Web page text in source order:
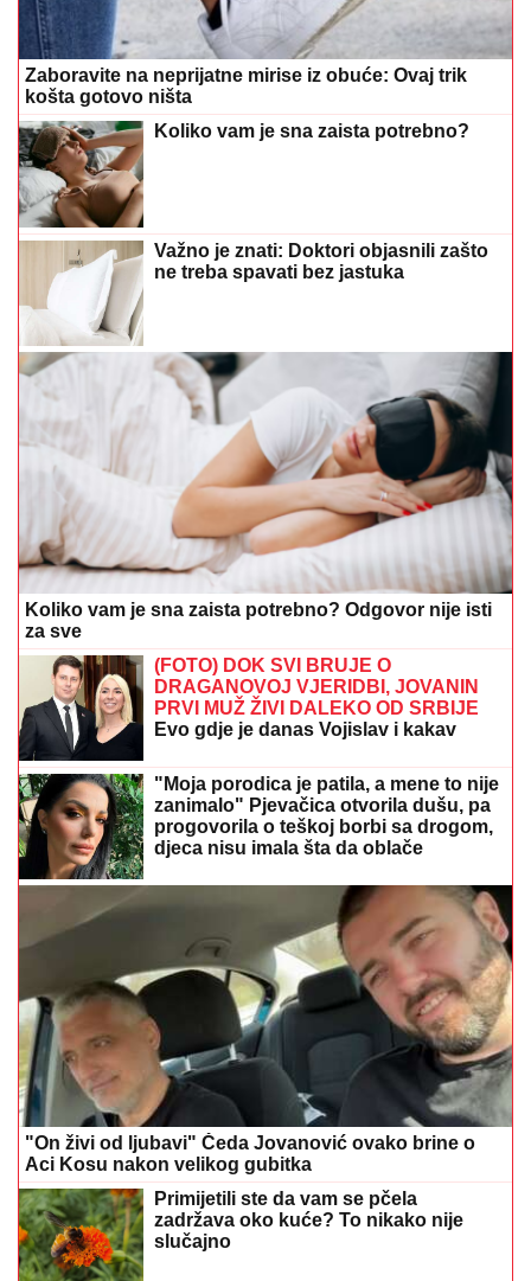
Zaboravite na neprijatne mirise iz obuće: Ovaj trik
košta gotovo ništa
Koliko vam je sna zaista potrebno?
Važno je znati: Doktori objasnili zašto
ne treba spavati bez jastuka
Koliko vam je sna zaista potrebno? Odgovor nije isti
za sve
(FOTO) DOK SVI BRUJE O
DRAGANOVOJ VJERIDBI, JOVANIN
PRVI MUŽ ŽIVI DALEKO OD SRBIJE
Evo gdje je danas Vojislav i kakav
"Moja porodica je patila, a mene to nije
zanimalo" Pjevačica otvorila dušu, pa
progovorila o teškoj borbi sa drogom,
djeca nisu imala šta da oblače
"On živi od ljubavi" Čeda Jovanović ovako brine o
Aci Kosu nakon velikog gubitka
Primijetili ste da vam se pčela
zadržava oko kuće? To nikako nije
slučajno